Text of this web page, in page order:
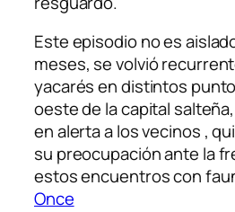
Este episodio no es
meses, se volvió
yacarés en distintos
oeste de la capital
en alerta a los vecinos ,
su preocupación ante la
estos encuentros con
Once